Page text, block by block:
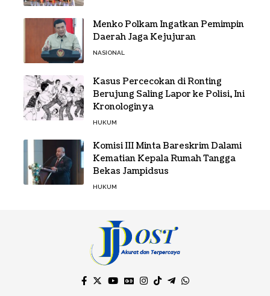
Menko Polkam Ingatkan Pemimpin
Daerah Jaga Kejujuran
NASIONAL
Kasus Percecokan di Ronting
Berujung Saling Lapor ke Polisi, Ini
Kronologinya
HUKUM
Komisi III Minta Bareskrim Dalami
Kematian Kepala Rumah Tangga
Bekas Jampidsus
HUKUM